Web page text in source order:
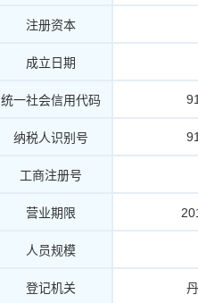
注册资本
成立日期
统一社会信用代码
纳税人识别号
工商注册号
营业期限
人员规模
登记机关